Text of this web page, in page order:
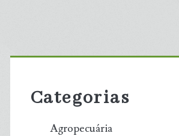
Primary
Sidebar
Categorias
Agropecuária